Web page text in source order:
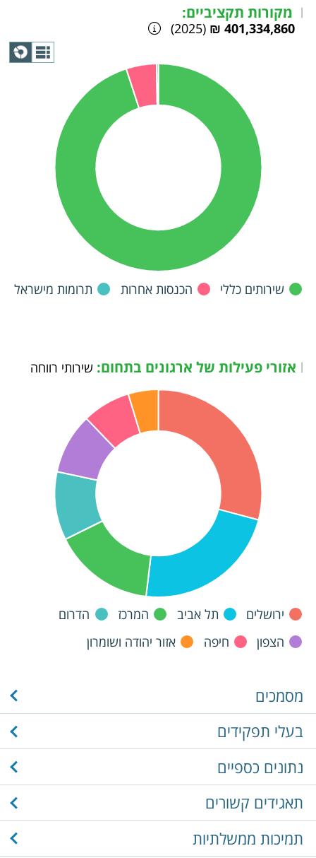
| מקורות תקציביים:
401,334,860 ₪
(2025)
שירותים כללי הכנסות אחרות תרומות מישראל
| אזורי פעילות של ארגונים בתחום: שירותי רווחה
ירושלים תל אביב המרכז
הדרום
הצפון
חיפה אזור יהודה ושומרון
מסמכים
בעלי תפקידים
נתונים כספיים
תאגידים קשורים
תמיכות ממשלתיות